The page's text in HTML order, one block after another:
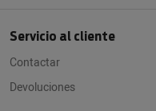
Servicio al cliente
Contactar
Devoluciones